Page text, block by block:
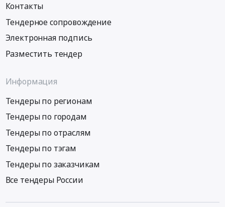
Контакты
Тендерное сопровождение
Электронная подпись
Разместить тендер
Информация
Тендеры по регионам
Тендеры по городам
Тендеры по отраслям
Тендеры по тэгам
Тендеры по заказчикам
Все тендеры России